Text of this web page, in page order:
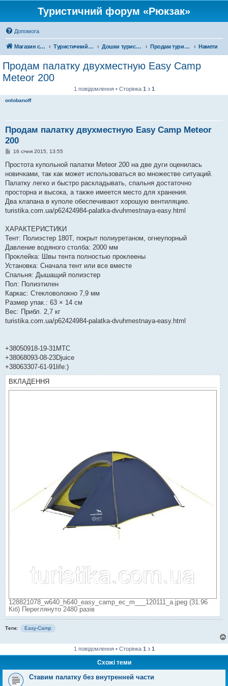
Туристичний форум «Рюкзак»
Допомога
Магазин спорядження Туристичний форум «Рюкзак» Дошки туристичних оголошень Продам туристичне спорядження Намети
Продам палатку двухместную Easy Camp
Meteor 200
1 повідомлення • Сторінка 1 з 1
onlobanoff
Продам палатку двухместную Easy Camp Meteor
200
П
в
д
о
л
е
н
16 січня 2015, 13:55
Простота купольной палатки Meteor 200 на две дуги оценилась
новичками, так как может использоваться во множестве ситуаций.
Палатку легко и быстро раскладывать, спальня достаточно
просторна и высока, а также имеется место для хранения.
Два клапана в куполе обеспечивают хорошую вентиляцию.
turistika.com.ua/p62424984-palatka-dvuhmestnaya-easy.html
ХАРАКТЕРИСТИКИ
Тент: Полиэстер 180T, покрыт полиуретаном, огнеупорный
Давление водяного столба: 2000 мм
Проклейка: Швы тента полностью проклеены
Установка: Сначала тент или все вместе
Спальня: Дышащий полиэстер
Пол: Полиэтилен
Каркас: Стекловолокно 7,9 мм
Размер упак.: 63 × 14 см
Вес: Прибл. 2,7 кг
turistika.com.ua/p62424984-palatka-dvuhmestnaya-easy.html
+38050918-19-31МТС
+38068093-08-23Djuice
+38063307-61-91life:)
ВКЛАДЕННЯ
128821078_w640_h640_easy_camp_ec_m___120111_a.jpeg (31.96
Кіб) Переглянуто 2480 разів
Теги: Easy-Camp
1 повідомлення • Сторінка 1 з 1
Схожі теми
Ставим палатку без внутренней части